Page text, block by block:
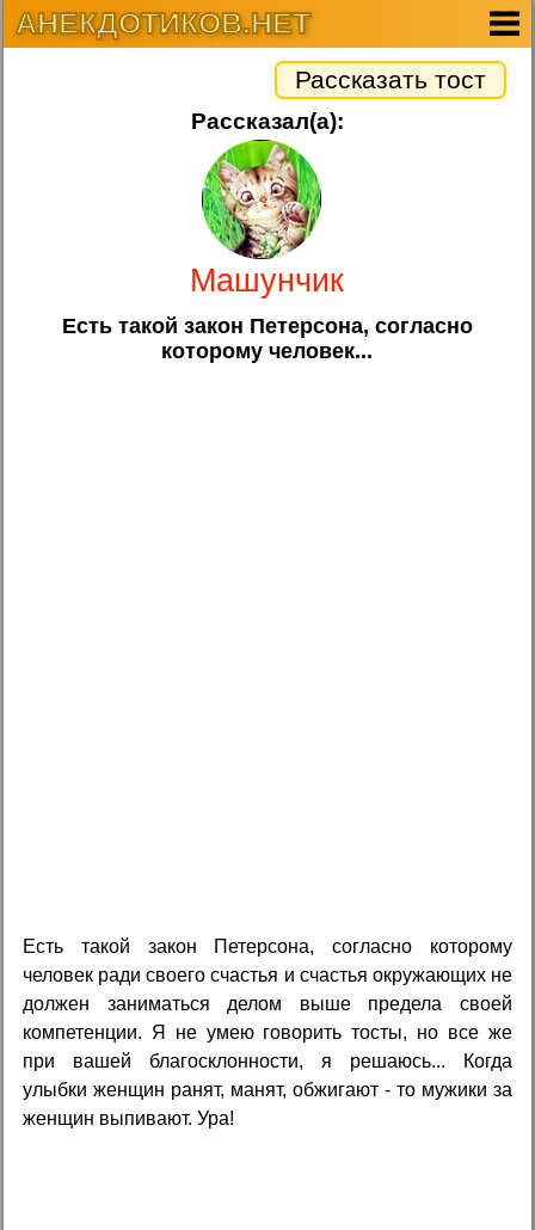
АНЕКДОТИКОВ.НЕТ
Рассказать тост
Рассказал(а):
Машунчик
Есть такой закон Петерсона, согласно
которому человек...
Есть такой закон Петерсона, согласно которому
человек ради своего счастья и счастья окружающих не
должен заниматься делом выше предела своей
компетенции. Я не умею говорить тосты, но все же
при вашей благосклонности, я решаюсь... Когда
улыбки женщин ранят, манят, обжигают - то мужики за
женщин выпивают. Ура!